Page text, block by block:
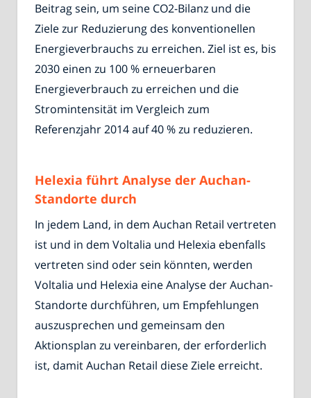
Beitrag sein, um seine CO2-Bilanz und die
Ziele zur Reduzierung des konventionellen
Energieverbrauchs zu erreichen. Ziel ist es, bis
2030 einen zu 100 % erneuerbaren
Energieverbrauch zu erreichen und die
Stromintensität im Vergleich zum
Referenzjahr 2014 auf 40 % zu reduzieren.
Helexia führt Analyse der Auchan-
Standorte durch
In jedem Land, in dem Auchan Retail vertreten
ist und in dem Voltalia und Helexia ebenfalls
vertreten sind oder sein könnten, werden
Voltalia und Helexia eine Analyse der Auchan-
Standorte durchführen, um Empfehlungen
auszusprechen und gemeinsam den
Aktionsplan zu vereinbaren, der erforderlich
ist, damit Auchan Retail diese Ziele erreicht.